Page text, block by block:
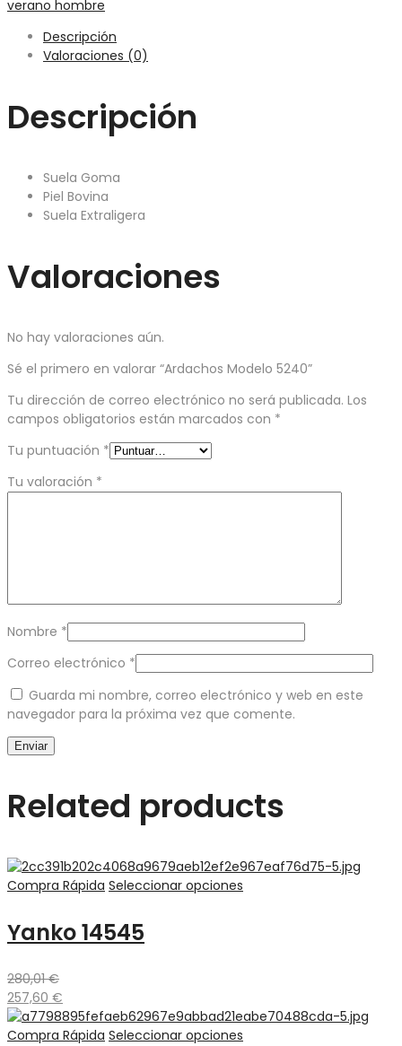
verano hombre
Descripción
Valoraciones (0)
Descripción
Suela Goma
Piel Bovina
Suela Extraligera
Valoraciones
No hay valoraciones aún.
Sé el primero en valorar “Ardachos Modelo 5240”
Tu dirección de correo electrónico no será publicada. Los
campos obligatorios están marcados con *
Tu puntuación *
Tu valoración *
Nombre *
Correo electrónico *
Guarda mi nombre, correo electrónico y web en este
navegador para la próxima vez que comente.
Related products
Compra Rápida Seleccionar opciones
Yanko 14545
280,01€
257,60 €
Compra Rápida Seleccionar opciones